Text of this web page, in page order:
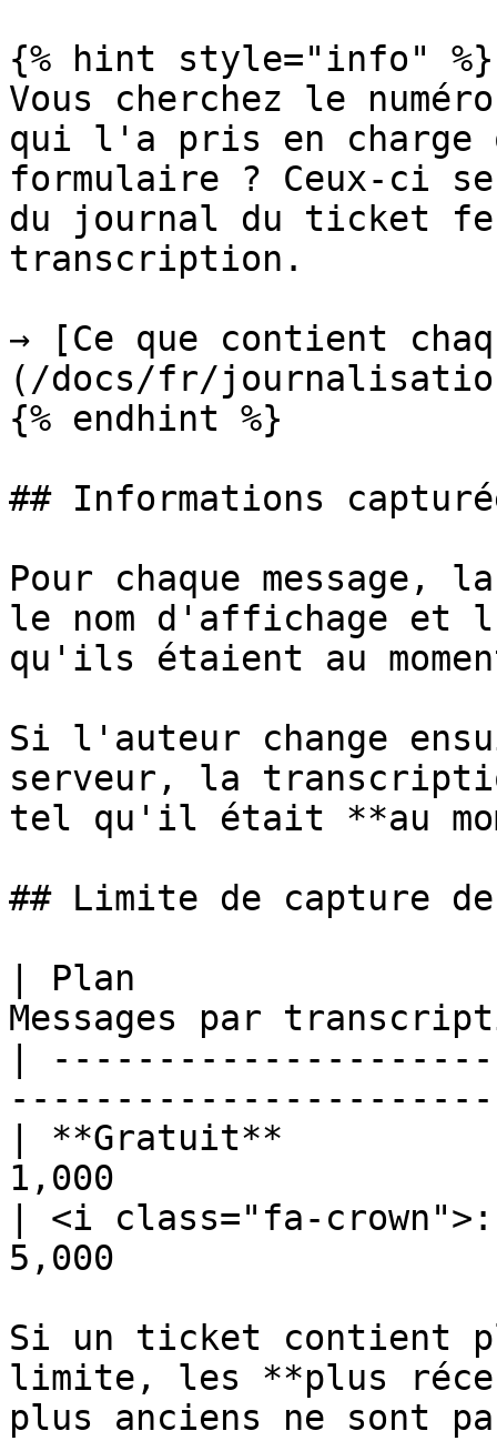
{% hint style="info" %}
Vous cherchez le
qui l'a pris en charge
formulaire ? Ceux-ci
du journal du ticket
transcription.
→ [Ce que contient
(/docs/fr/
{% endhint %}
## Informations
Pour chaque
le nom d'affichage
qu'ils étaient au
Si l'auteur change
serveur, la
tel qu'il était **au
## Limite de capture
| Plan
Messages par
|
| **Gratuit**
1,000
| <i class="fa-
5,000
Si un ticket contient
limite, les **plus
plus anciens ne sont